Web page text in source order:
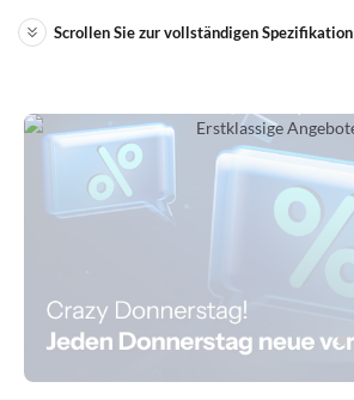
Scrollen Sie zur vollständigen Spezifikation